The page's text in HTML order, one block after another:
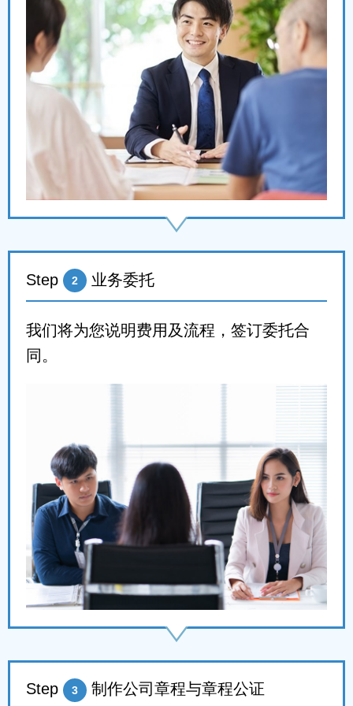
Step 2 业务委托
我们将为您说明费用及流程，签订委托合
同。
Step 3 制作公司章程与章程公证